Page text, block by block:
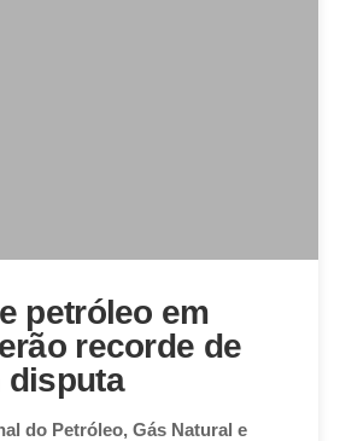
petróleo em
recorde de
disputa
do Petróleo, Gás Natural e